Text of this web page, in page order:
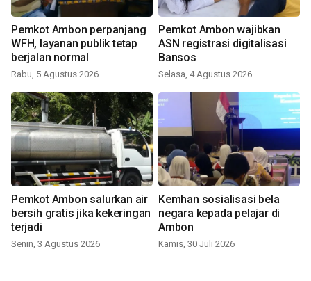
Pemkot Ambon perpanjang
WFH, layanan publik tetap
berjalan normal
Rabu, 5 Agustus 2026
Pemkot Ambon wajibkan
ASN registrasi digitalisasi
Bansos
Selasa, 4 Agustus 2026
Pemkot Ambon salurkan air
bersih gratis jika kekeringan
terjadi
Senin, 3 Agustus 2026
Kemhan sosialisasi bela
negara kepada pelajar di
Ambon
Kamis, 30 Juli 2026